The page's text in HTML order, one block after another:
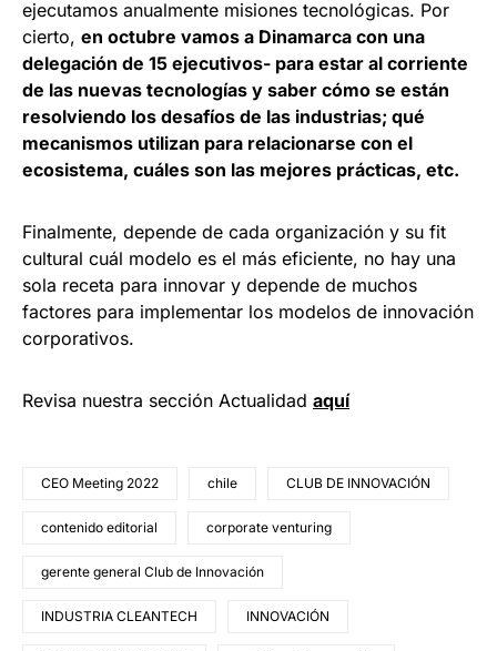
ejecutamos anualmente misiones tecnológicas. Por
cierto, en octubre vamos a Dinamarca con una
delegación de 15 ejecutivos- para estar al corriente
de las nuevas tecnologías y saber cómo se están
resolviendo los desafíos de las industrias; qué
mecanismos utilizan para relacionarse con el
ecosistema, cuáles son las mejores prácticas, etc.
Finalmente, depende de cada organización y su fit
cultural cuál modelo es el más eficiente, no hay una
sola receta para innovar y depende de muchos
factores para implementar los modelos de innovación
corporativos.
Revisa nuestra sección Actualidad aquí
CEO Meeting 2022 chile CLUB DE INNOVACIÓN
contenido editorial corporate venturing
gerente general Club de Innovación
INDUSTRIA CLEANTECH INNOVACIÓN